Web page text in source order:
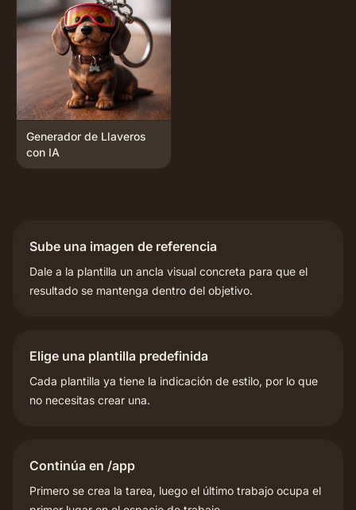
Generador de Llaveros
con IA
Sube una imagen de referencia
Dale a la plantilla un ancla visual concreta para que el
resultado se mantenga dentro del objetivo.
Elige una plantilla predefinida
Cada plantilla ya tiene la indicación de estilo, por lo que
no necesitas crear una.
Continúa en /app
Primero se crea la tarea, luego el último trabajo ocupa el